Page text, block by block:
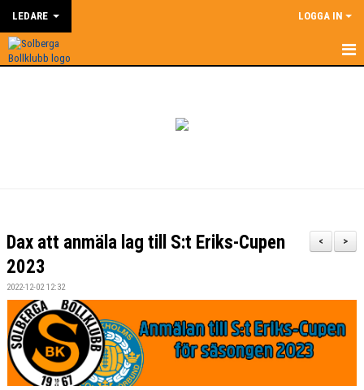
LEDARE LOGGA IN
DOKUMENT
KONTAKT
BILDGALLERI
ÅRSHJUL
>
<
Dax att anmäla lag till S:t Eriks-Cupen
2023
2022-12-02 12:32